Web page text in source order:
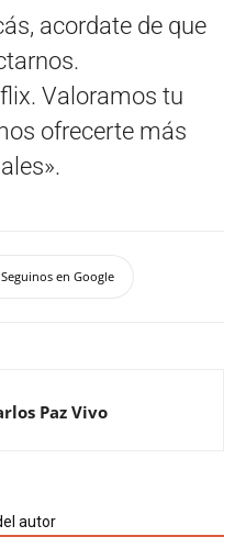
acordate de que
Valoramos tu
ofrecerte más
en Google
Paz Vivo
autor